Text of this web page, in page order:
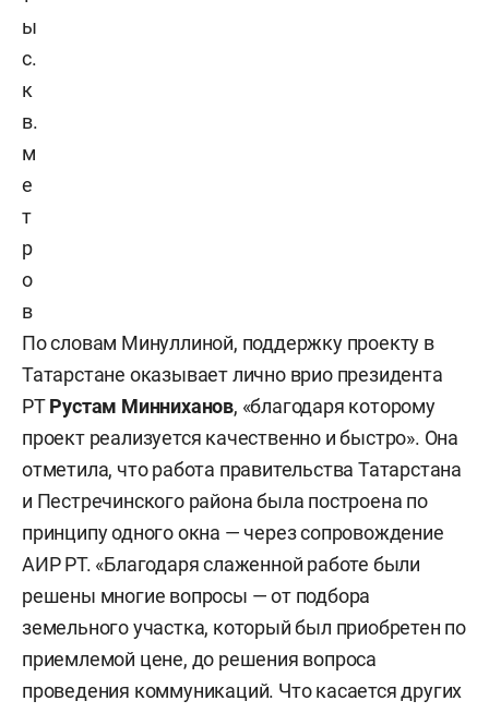
ы
с.
к
в.
м
е
т
р
о
в
По словам Минуллиной, поддержку проекту в
Татарстане оказывает лично врио президента
РТРустам Минниханов, «благодаря которому
проект реализуется качественно и быстро». Она
отметила, что работа правительства Татарстана
и Пестречинского района была построена по
принципу одного окна — через сопровождение
АИР РТ. «Благодаря слаженной работе были
решены многие вопросы — от подбора
земельного участка, который был приобретен по
приемлемой цене, до решения вопроса
проведения коммуникаций. Что касается других